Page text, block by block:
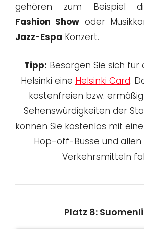
gehören zum Beispiel
Fashion Show oder
Jazz-Espa Konzert.
Tipp: Besorgen Sie sich für
Helsinki eine Helsinki Card.
kostenfreien bzw.
Sehenswürdigkeiten der
können Sie kostenlos mit
Hop-off-Busse und
Verkehrsmitteln
Platz 8: